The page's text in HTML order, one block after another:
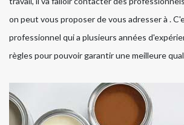
on peut vous proposer de vous adresser à .
professionnel qui a plusieurs années
règles pour pouvoir garantir une meilleure